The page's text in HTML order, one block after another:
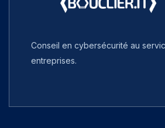
Conseil en cybersécurité au
entreprises.